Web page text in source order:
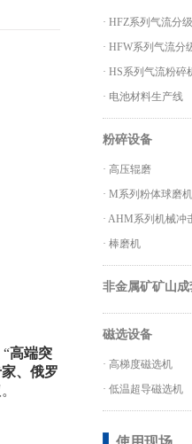
“高端突
、俄罗
· HFZ系列气流分
· HFW系列气流分
· HS系列气流粉碎
· 电池材料生产线
粉碎设备
· 高压辊磨
· M系列粉体球磨机
· AHM系列机械冲
· 棒磨机
非金属矿矿山
磁选设备
· 高梯度磁选机
· 低温超导磁选机